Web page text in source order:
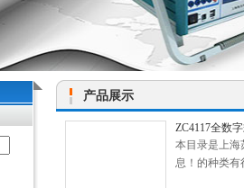
产品展示
ZC4117全数
本目录是上海
息！的种类有